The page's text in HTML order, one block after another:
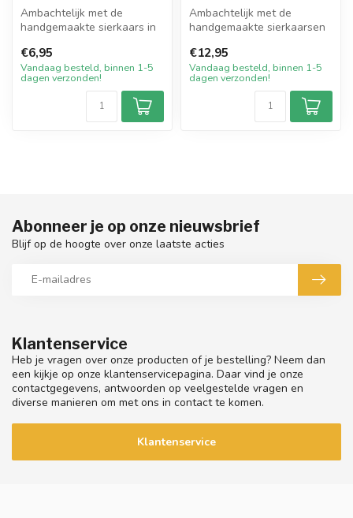
Ambachtelijk met de
handgemaakte sierkaars in
kleur g...
€6,95
Vandaag besteld, binnen 1-5
dagen verzonden!
Ambachtelijk met de
handgemaakte sierkaarsen
de Zon, i...
€12,95
Vandaag besteld, binnen 1-5
dagen verzonden!
Klantenservice
Heb je vragen over onze producten of je bestelling? Neem dan
een kijkje op onze klantenservicepagina. Daar vind je onze
contactgegevens, antwoorden op veelgestelde vragen en
diverse manieren om met ons in contact te komen.
Klantenservice
Abonneer je op onze nieuwsbrief
Blijf op de hoogte over onze laatste acties